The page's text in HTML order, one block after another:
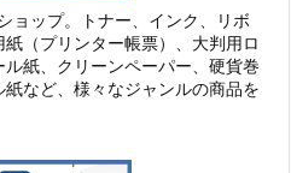
ョップ。トナー、インク、リボ
（プリンター帳票）、大判用ロ
紙、クリーンペーパー、硬貨巻
など、様々なジャンルの商品を